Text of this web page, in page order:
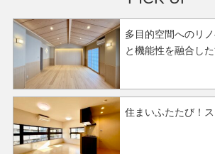
多目的空間へのリ
と機能性を融合し
住まいふたたび！